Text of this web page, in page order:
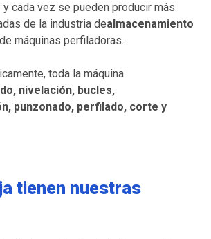
cada vez se pueden producir más
de la industria dealmacenamiento
máquinas perfiladoras.
toda la máquina
nivelación, bucles,
punzonado, perfilado, corte y
tienen nuestras